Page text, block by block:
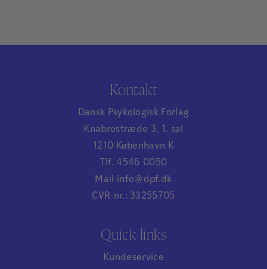
Kontakt
Dansk Psykologisk Forlag
Knabrostræde 3, 1. sal
1210 København K
Tlf. 4546 0050
Mail info@dpf.dk
CVR-nr.: 33255705
Quick links
Kundeservice